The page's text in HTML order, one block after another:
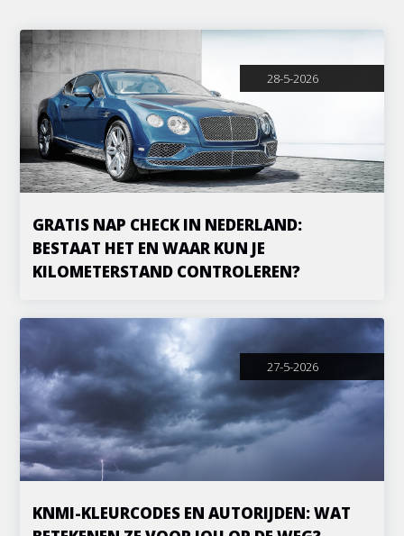
28-5-2026
GRATIS NAP CHECK IN NEDERLAND:
BESTAAT HET EN WAAR KUN JE
KILOMETERSTAND CONTROLEREN?
27-5-2026
KNMI-KLEURCODES EN AUTORIJDEN: WAT